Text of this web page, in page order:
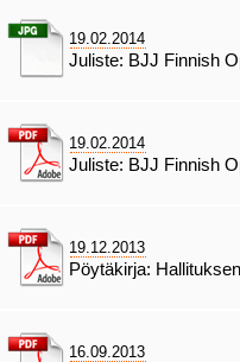
19.02.2014
Juliste: BJJ Finnish
19.02.2014
Juliste: BJJ Finnish
19.12.2013
Pöytäkirja:
16.09.2013